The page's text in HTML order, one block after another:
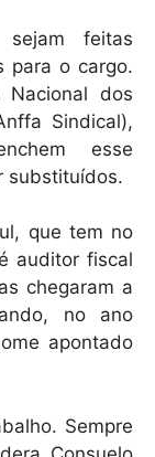
feitas
para o cargo.
Nacional dos
Sindical),
esse
substituídos.
que tem no
auditor fiscal
chegaram a
no ano
apontado
Sempre